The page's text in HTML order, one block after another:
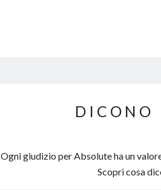
DICONO
Ogni giudizio per Absolute ha un
Scopri cosa